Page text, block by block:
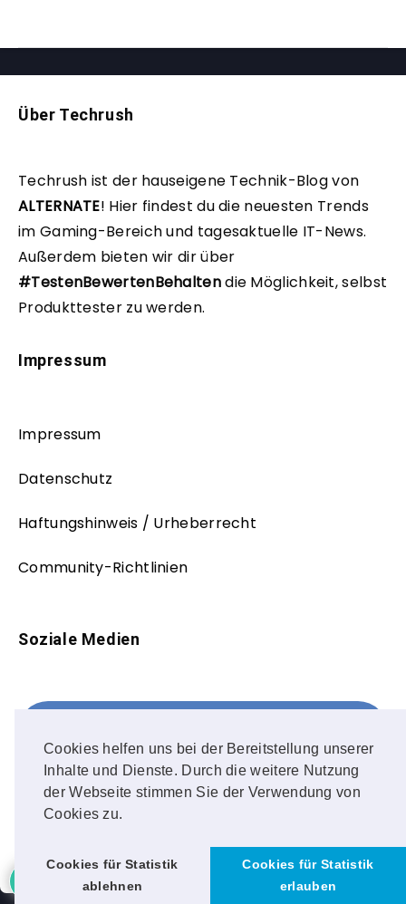
Cookies helfen uns bei der Bereitstellung unserer
Inhalte und Dienste. Durch die weitere Nutzung
der Webseite stimmen Sie der Verwendung von
Cookies zu.
Cookies für Statistik
ablehnen
Cookies für Statistik
erlauben
Über Techrush
Techrush ist der hauseigene Technik-Blog von
ALTERNATE! Hier findest du die neuesten Trends
im Gaming-Bereich und tagesaktuelle IT-News.
Außerdem bieten wir dir über
#TestenBewertenBehaltendie Möglichkeit, selbst
Produkttester zu werden.
Impressum
Impressum
Datenschutz
Haftungshinweis / Urheberrecht
Community-Richtlinien
Soziale Medien
FOLLOW ME!
Instagram
OUR PHOTOS!